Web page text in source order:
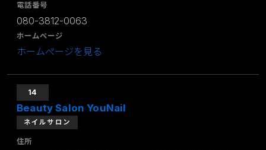
電話番号
080-3812-0063
ホームページ
ホームページを見る
14
Beauty Salon YouNail
ネイルサロン
住所